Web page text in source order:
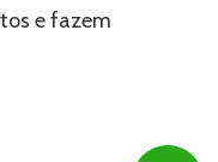
e fazem